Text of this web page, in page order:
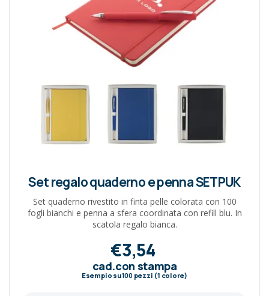
Set regalo quaderno e penna SETPUK
Set quaderno rivestito in finta pelle colorata con 100
fogli bianchi e penna a sfera coordinata con refill blu. In
scatola regalo bianca.
€3,54
cad.con stampa
Esempio su100pezzi (1 colore)